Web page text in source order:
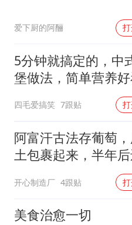
爱下厨的阿酾
5分钟就搞定的，中
堡做法，简单营养好
四毛爱搞笑 7跟贴
阿富汗古法存葡萄
土包裹起来，半年后
开心制造厂 4跟贴
美食治愈一切